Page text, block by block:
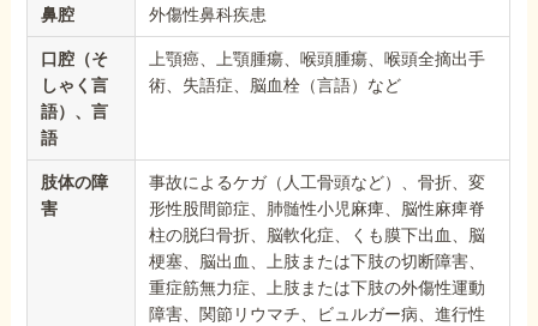
鼻腔 外傷性鼻科疾患
口腔（そ
しゃく言
語）、言
語
上顎癌、上顎腫瘍、喉頭腫瘍、喉頭全摘出手
術、失語症、脳血栓（言語）など
肢体の障
害
事故によるケガ（人工骨頭など）、骨折、変
形性股間節症、肺髄性小児麻痺、脳性麻痺脊
柱の脱臼骨折、脳軟化症、くも膜下出血、脳
梗塞、脳出血、上肢または下肢の切断障害、
重症筋無力症、上肢または下肢の外傷性運動
障害、関節リウマチ、ビュルガー病、進行性